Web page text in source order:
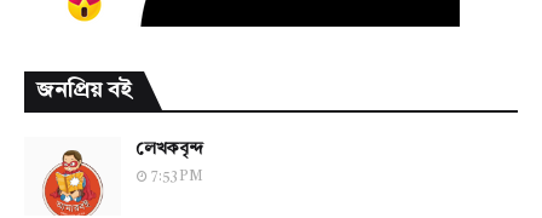
জনপ্রিয় বই
লেখকবৃন্দ
7:53 PM